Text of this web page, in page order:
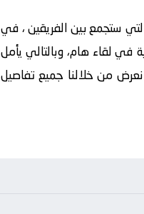
ستجمع بين الفريقين ، في
لقاء هام، وبالتالي يأمل
نعرض من خلالنا جميع تفاصيل